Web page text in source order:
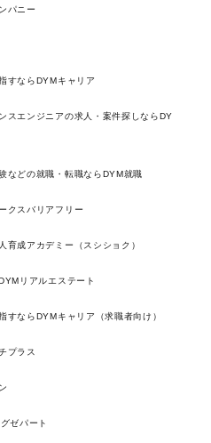
パニー
すならDYMキャリア
スエンジニアの求人・案件探しならDY
などの就職・転職ならDYM就職
クスバリアフリー
育成アカデミー（スシショク）
リアルエステート
すならDYMキャリア（求職者向け）
プラス
ゼパート